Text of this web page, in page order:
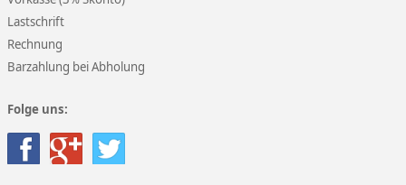
Lastschrift
Rechnung
Barzahlung bei Abholung
Folge uns: